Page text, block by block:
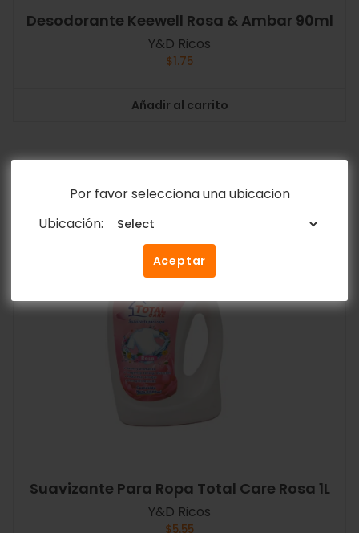
Por favor selecciona una ubicacion
Ubicación:
Aceptar
Desodorante Keewell Rosa & Ambar 90ml
Y&D Ricos
$1.75
Añadir al carrito
Suavizante Para Ropa Total Care Rosa 1L
Y&D Ricos
$5.55